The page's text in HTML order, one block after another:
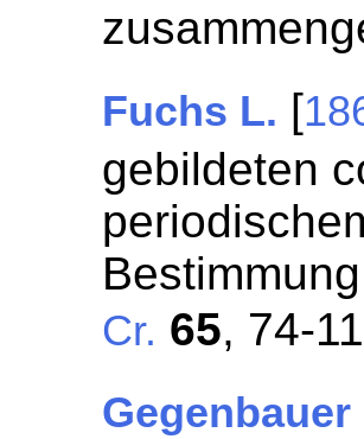
Fuchs L. [
gebildeten
Cr. 65, 74-
Gegenbauer